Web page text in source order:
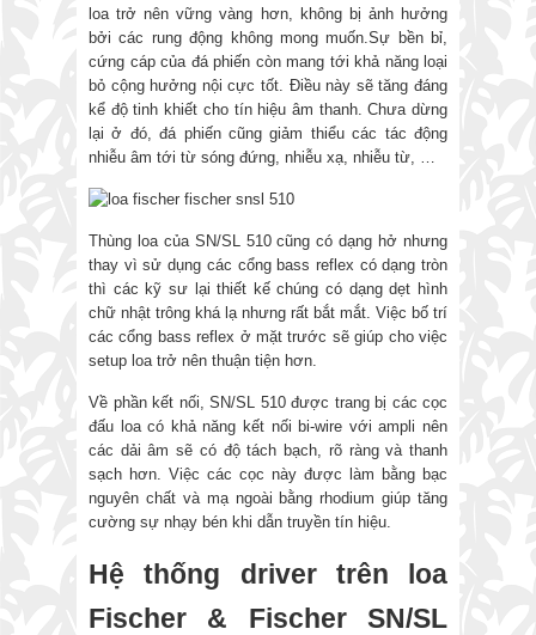
loa trở nên vững vàng hơn, không bị ảnh hưởng
bởi các rung động không mong muốn.Sự bền bỉ,
cứng cáp của đá phiến còn mang tới khả năng loại
bỏ cộng hưởng nội cực tốt. Điều này sẽ tăng đáng
kể độ tinh khiết cho tín hiệu âm thanh. Chưa dừng
lại ở đó, đá phiến cũng giảm thiểu các tác động
nhiễu âm tới từ sóng đứng, nhiễu xạ, nhiễu từ, …
Thùng loa của SN/SL 510 cũng có dạng hở nhưng
thay vì sử dụng các cổng bass reflex có dạng tròn
thì các kỹ sư lại thiết kế chúng có dạng dẹt hình
chữ nhật trông khá lạ nhưng rất bắt mắt. Việc bố trí
các cổng bass reflex ở mặt trước sẽ giúp cho việc
setup loa trở nên thuận tiện hơn.
Về phần kết nối, SN/SL 510 được trang bị các cọc
đấu loa có khả năng kết nối bi-wire với ampli nên
các dải âm sẽ có độ tách bạch, rõ ràng và thanh
sạch hơn. Việc các cọc này được làm bằng bạc
nguyên chất và mạ ngoài bằng rhodium giúp tăng
cường sự nhạy bén khi dẫn truyền tín hiệu.
Hệ thống driver trên loa
Fischer & Fischer SN/SL